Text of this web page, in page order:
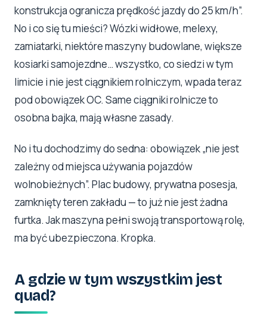
konstrukcja ogranicza prędkość jazdy do 25 km/h”.
No i co się tu mieści? Wózki widłowe, melexy,
zamiatarki, niektóre maszyny budowlane, większe
kosiarki samojezdne… wszystko, co siedzi w tym
limicie i nie jest ciągnikiem rolniczym, wpada teraz
pod obowiązek OC. Same ciągniki rolnicze to
osobna bajka, mają własne zasady.
No i tu dochodzimy do sedna: obowiązek „nie jest
zależny od miejsca używania pojazdów
wolnobieżnych”. Plac budowy, prywatna posesja,
zamknięty teren zakładu — to już nie jest żadna
furtka. Jak maszyna pełni swoją transportową rolę,
ma być ubezpieczona. Kropka.
A gdzie w tym wszystkim jest
quad?